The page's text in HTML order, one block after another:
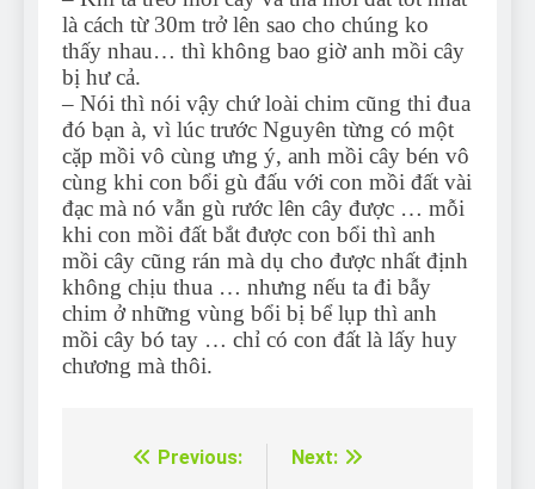
là cách từ 30m trở lên sao cho chúng ko
thấy nhau… thì không bao giờ anh mồi cây
bị hư cả.
– Nói thì nói vậy chứ loài chim cũng thi đua
đó bạn à, vì lúc trước Nguyên từng có một
cặp mồi vô cùng ưng ý, anh mồi cây bén vô
cùng khi con bổi gù đấu với con mồi đất vài
đạc mà nó vẫn gù rước lên cây được … mỗi
khi con mồi đất bắt được con bổi thì anh
mồi cây cũng rán mà dụ cho được nhất định
không chịu thua … nhưng nếu ta đi bẫy
chim ở những vùng bổi bị bể lụp thì anh
mồi cây bó tay … chỉ có con đất là lấy huy
chương mà thôi.
Điều
Previous:
Next: